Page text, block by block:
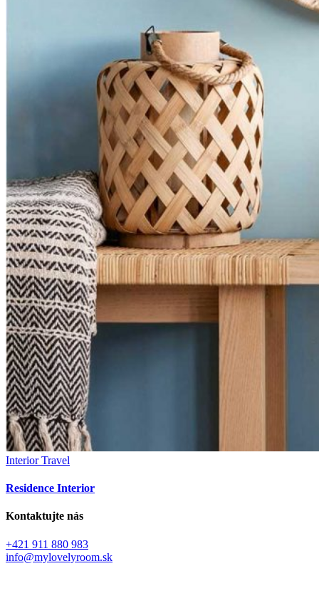
InteriorTravel
Residence Interior
Kontaktujte nás
+421 911 880 983
info@mylovelyroom.sk